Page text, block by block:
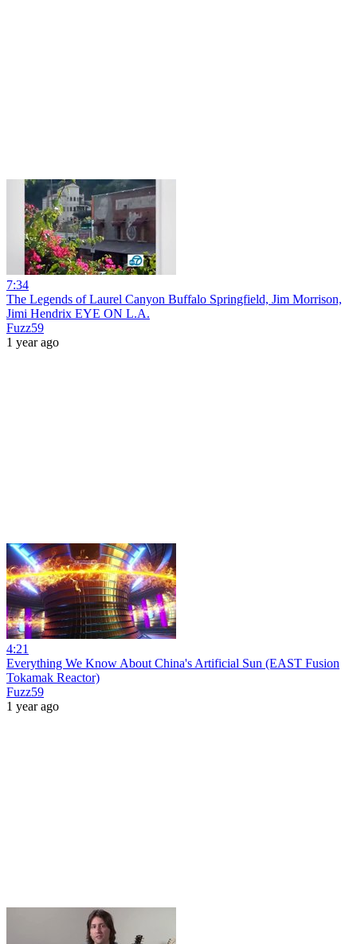
7:34
The Legends of Laurel Canyon Buffalo Springfield, Jim Morrison,
Jimi Hendrix EYE ON L.A.
Fuzz59
1 year ago
4:21
Everything We Know About China's Artificial Sun (EAST Fusion
Tokamak Reactor)
Fuzz59
1 year ago